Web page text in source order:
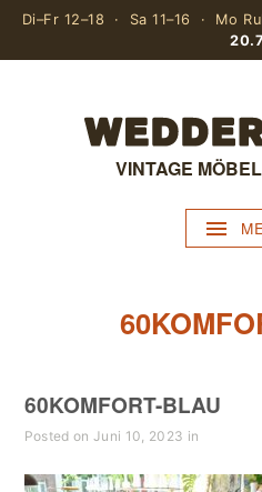
Di–Fr 12–18 · Sa 11–16 · Mo
VINTAGE
60KOMFORT-BLAU
Posted on Juni 10, 2023 in